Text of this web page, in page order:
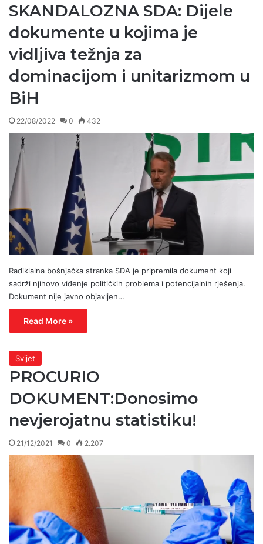
SKANDALOZNA SDA: Dijele
dokumente u kojima je
vidljiva težnja za
dominacijom i unitarizmom u
BiH
22/08/2022 0 432
Radiklalna bošnjačka stranka SDA je pripremila dokument koji
sadrži njihovo viđenje političkih problema i potencijalnih rješenja.
Dokument nije javno objavljen…
Read More »
Svijet
PROCURIO
DOKUMENT:Donosimo
nevjerojatnu statistiku!
21/12/2021 0 2.207